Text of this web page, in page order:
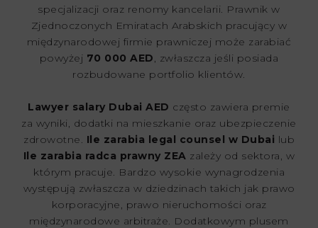
specjalizacji oraz renomy kancelarii. Prawnik w
Zjednoczonych Emiratach Arabskich pracujący w
międzynarodowej firmie prawniczej może zarabiać
powyżej 70 000 AED , zwłaszcza jeśli posiada
rozbudowane portfolio klientów.
Lawyer salary Dubai AED często zawiera premie
za wyniki, dodatki na mieszkanie oraz ubezpieczenie
zdrowotne. Ile zarabia legal counsel w Dubai lub
Ile zarabia radca prawny ZEA zależy od sektora, w
którym pracuje. Bardzo wysokie wynagrodzenia
występują zwłaszcza w dziedzinach takich jak prawo
korporacyjne, prawo nieruchomości oraz
międzynarodowe arbitraże. Dodatkowym plusem